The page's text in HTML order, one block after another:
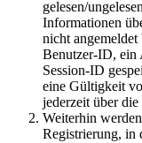
gelesen/
Informationen
nicht angemeldet
Benutzer-ID, ein
Session-ID
eine Gültigkeit
jederzeit über
Weiterhin
Registrierung, in